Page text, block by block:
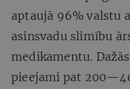
aptaujā 96% valstu
asinsvadu slimību
medikamentu.
pieejami pat